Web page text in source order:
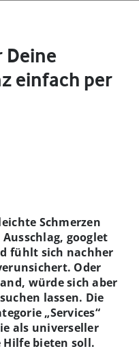
Deine
einfach per
Schmerzen
googlet
fühlt sich nachher
Oder
würde sich aber
lassen. Die
„Services“
als universeller
Hilfe bieten soll.